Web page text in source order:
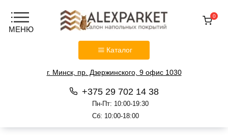
Каталог
г. Минск, пр. Дзержинского, 9 офис 1030
+375 29 702 14 38
Пн-Пт: 10:00-19:30
Сб: 10:00-18:00
0